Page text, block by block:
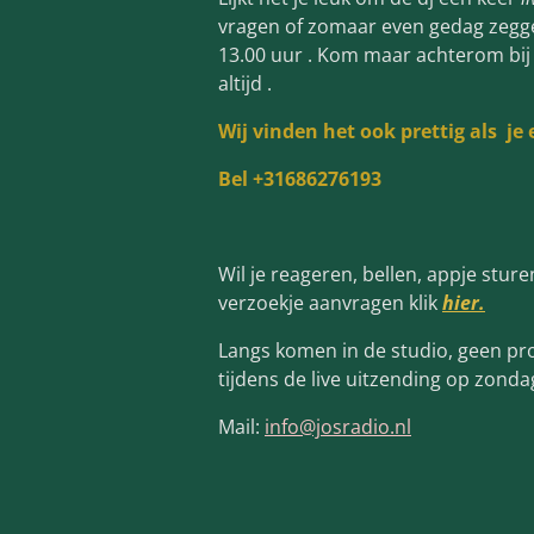
vragen of zomaar even gedag
13.00 uur . Kom maar achterom
altijd .
Wij vinden het ook prettig als je
Bel +31686276193
Wil je reageren, bellen, appje
verzoekje aanvragen klikhier.
Langs komen in de studio, geen
tijdens de live uitzending op
Mail: info@josradio.nl